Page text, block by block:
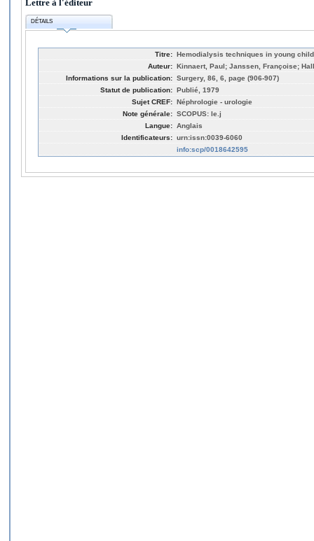
Lettre à l'éditeur
DÉTAILS
Titre: Hemodialysis techniques in young
Auteur: Kinnaert, Paul; Janssen, Françoise;
Informations sur la publication: Surgery, 86, 6, page (906-907)
Statut de publication: Publié, 1979
Sujet CREF: Néphrologie - urologie
Note générale: SCOPUS: le.j
Langue: Anglais
Identificateurs: urn:issn:0039-6060
info:scp/0018642595